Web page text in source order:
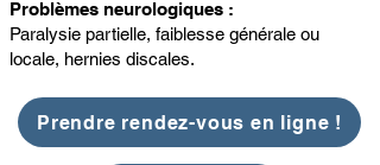
Problèmes neurologiques :
Paralysie partielle, faiblesse générale ou
locale, hernies discales.
Prendre rendez-vous en ligne !